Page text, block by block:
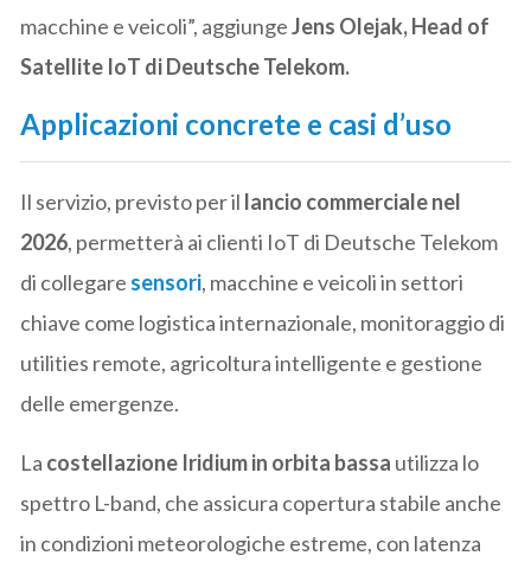
macchine e veicoli”, aggiungeJens Olejak, Head of
Satellite IoT di Deutsche Telekom.
Applicazioni concrete e casi d’uso
Il servizio, previsto per il lancio commerciale nel
2026, permetterà ai clienti IoT di Deutsche Telekom
di collegare sensori, macchine e veicoli in settori
chiave come logistica internazionale, monitoraggio di
utilities remote, agricoltura intelligente e gestione
delle emergenze.
La costellazione Iridium in orbita bassa utilizza lo
spettro L-band, che assicura copertura stabile anche
in condizioni meteorologiche estreme, con latenza